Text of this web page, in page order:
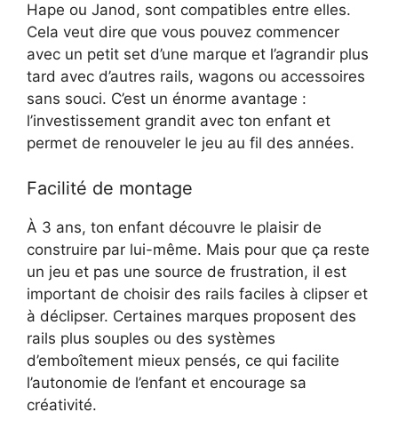
Hape ou Janod, sont compatibles entre elles.
Cela veut dire que vous pouvez commencer
avec un petit set d’une marque et l’agrandir plus
tard avec d’autres rails, wagons ou accessoires
sans souci. C’est un énorme avantage :
l’investissement grandit avec ton enfant et
permet de renouveler le jeu au fil des années.
Facilité de montage
À 3 ans, ton enfant découvre le plaisir de
construire par lui-même. Mais pour que ça reste
un jeu et pas une source de frustration, il est
important de choisir des rails faciles à clipser et
à déclipser. Certaines marques proposent des
rails plus souples ou des systèmes
d’emboîtement mieux pensés, ce qui facilite
l’autonomie de l’enfant et encourage sa
créativité.